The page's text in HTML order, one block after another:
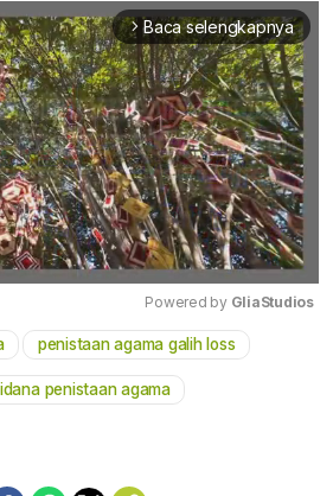
arrow_forward_ios Baca selengkapnya
Mute
Powered by GliaStudios
penistaan agama galih loss
penistaan agama